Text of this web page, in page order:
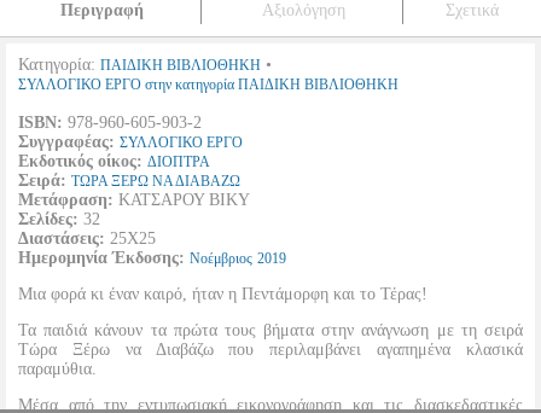
Περιγραφή Αξιολόγηση Σχετικά
Κατηγορία: ΠΑΙΔΙΚΗ ΒΙΒΛΙΟΘΗΚΗ •
ΣΥΛΛΟΓΙΚΟ ΕΡΓΟ στην κατηγορία ΠΑΙΔΙΚΗ ΒΙΒΛΙΟΘΗΚΗ
ISBN: 978-960-605-903-2
Συγγραφέας: ΣΥΛΛΟΓΙΚΟ ΕΡΓΟ
Εκδοτικός οίκος: ΔΙΟΠΤΡΑ
Σειρά: ΤΩΡΑ ΞΕΡΩ ΝΑ ΔΙΑΒΑΖΩ
Μετάφραση: ΚΑΤΣΑΡΟΥ ΒΙΚΥ
Σελίδες: 32
Διαστάσεις: 25Χ25
Ημερομηνία Έκδοσης: Νοέμβριος 2019
Μια φορά κι έναν καιρό, ήταν η Πεντάμορφη και το Τέρας!
Τα παιδιά κάνουν τα πρώτα τους βήματα στην ανάγνωση με τη σειρά
Τώρα Ξέρω να Διαβάζω που περιλαμβάνει αγαπημένα κλασικά
παραμύθια.
Μέσα από την εντυπωσιακή εικονογράφηση και τις διασκεδαστικές